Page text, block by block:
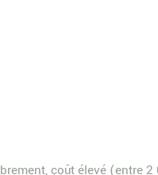
coût élevé (entre